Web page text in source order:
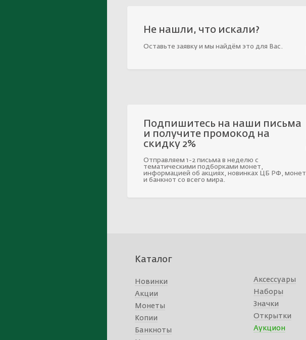
Не нашли, что искали?
Оставьте заявку и мы найдём это для Вас.
Подпишитесь на наши письма
и получите промокод на
скидку 2%
Отправляем 1-2 письма в неделю с
тематическими подборками монет,
информацией об акциях, новинках ЦБ РФ, монет
и банкнот со всего мира.
Каталог
Новинки
Акции
Монеты
Копии
Банкноты
Аксессуары
Наборы
Значки
Открытки
Аукцион